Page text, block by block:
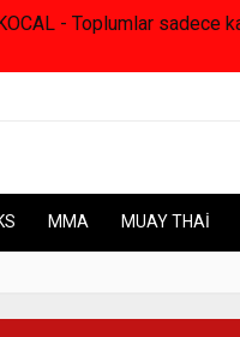
- Toplumlar sadece
MMA MUAY THAİ